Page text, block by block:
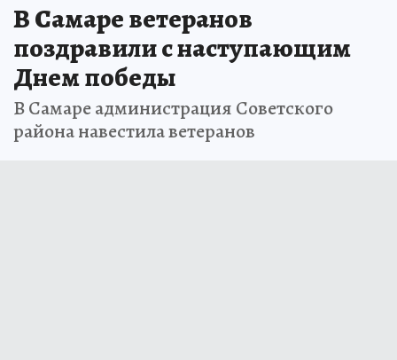
В Самаре ветеранов
поздравили с наступающим
Днем победы
В Самаре администрация Советского
района навестила ветеранов